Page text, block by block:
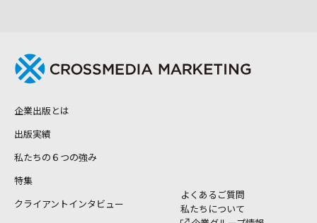
企業出版とは
出版実績
私たちの６つの強み
特集
クライアントインタビュー
よくあるご質問
私たちについて